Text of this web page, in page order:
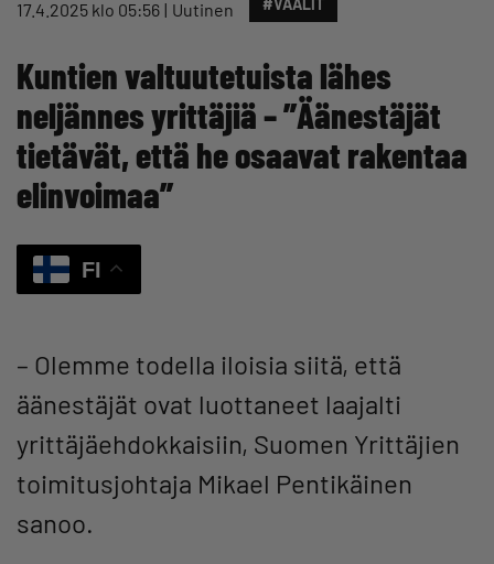
17.4.2025 klo 05:56 Uutinen
Kuntien valtuutetuista lähes
neljännes yrittäjiä – ”Äänestäjät
tietävät, että he osaavat rakentaa
elinvoimaa”
FI
– Olemme todella iloisia siitä, että
äänestäjät ovat luottaneet laajalti
yrittäjäehdokkaisiin, Suomen Yrittäjien
toimitusjohtaja Mikael Pentikäinen
sanoo.